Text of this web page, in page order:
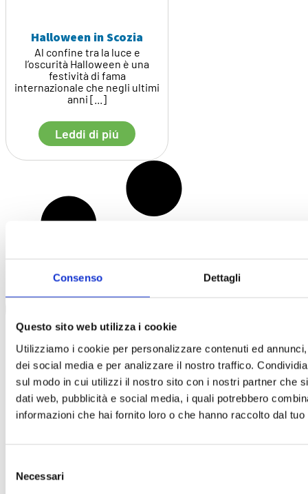
Consenso Dettagli
Questo sito web utilizza i cookie
Utilizziamo i cookie per personalizzare contenuti ed
dei social media e per analizzare il nostro traffico.
sul modo in cui utilizzi il nostro sito con i nostri partner che
dati web, pubblicità e social media, i quali potrebbero
informazioni che hai fornito loro o che hanno raccolto dal
delNecessari
Halloween in Scozia
Al confine tra la luce e
l’oscurità Halloween è una
festività di fama
internazionale che negli ultimi
anni [...]
Leddi di piú